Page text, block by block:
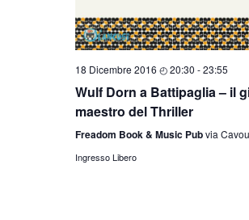
18 Dicembre 2016 ◴ 20:30 -23:55
Wulf Dorn a Battipaglia – il
maestro del Thriller
Freadom Book & Music Pubvia
Ingresso Libero